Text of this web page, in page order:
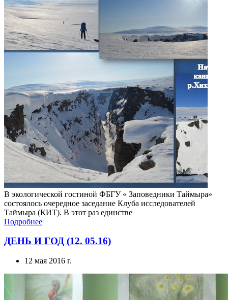
В экологической гостиной ФБГУ « Заповедники Таймыра»
состоялось очередное заседание Клуба исследователей
Таймыра (КИТ). В этот раз единстве
Подробнее
ДЕНЬ И ГОД (12. 05.16)
12 мая 2016 г.